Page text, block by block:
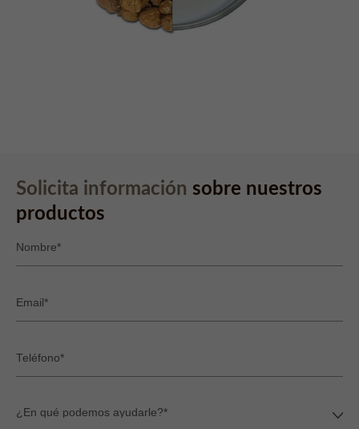
info@yourdomain.com
Solicita información sobre nuestros
productos